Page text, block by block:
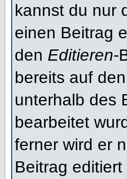
kannst du nur
einen Beitrag
den Editieren-
bereits auf
unterhalb des
bearbeitet
ferner wird er
Beitrag